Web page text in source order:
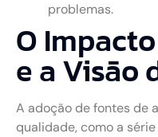
problemas.
O
e a Visão
A adoção de fontes de
qualidade, como a série